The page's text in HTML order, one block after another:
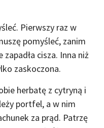
Pierwszy raz w
pomyśleć, zanim
zapadła cisza. Inna niż
zaskoczona.
herbatę z cytryną i
portfel, a w nim
za prąd. Patrzę